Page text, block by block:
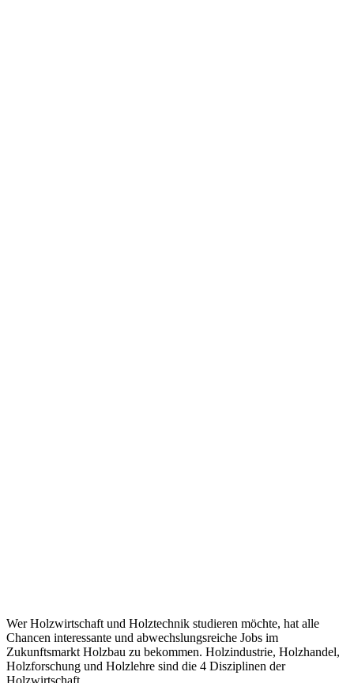
Wer Holzwirtschaft und Holztechnik studieren möchte, hat alle
Chancen interessante und abwechslungsreiche Jobs im
Zukunftsmarkt Holzbau zu bekommen. Holzindustrie, Holzhandel,
Holzforschung und Holzlehre sind die 4 Disziplinen der